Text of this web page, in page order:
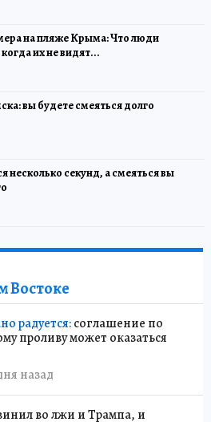
на пляже Крыма: Что люди
их не видят...
вы будете смеяться долго
несколько секунд, а смеяться вы
Востоке
радуется:соглашение по
проливу может оказаться
назад
во лжи и Трампа, и